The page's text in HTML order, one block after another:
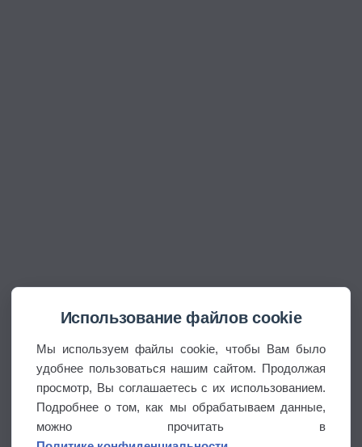
Использование файлов cookie
Мы используем файлы cookie, чтобы Вам было
удобнее пользоваться нашим сайтом. Продолжая
просмотр, Вы соглашаетесь с их использованием.
Подробнее о том, как мы обрабатываем данные,
можно прочитать в